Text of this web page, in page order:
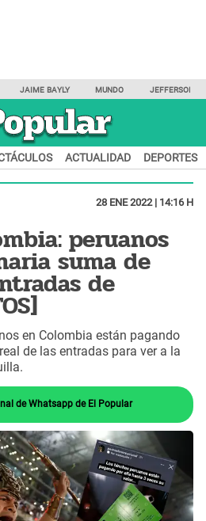
JAIME BAYLY MUNDO JEFFERSON
ACTUALIDAD DEPORTES
28 ENE 2022 | 14:16 H
peruanos
suma de
de
en Colombia están pagando
de las entradas para ver a la
de Whatsapp de El Popular